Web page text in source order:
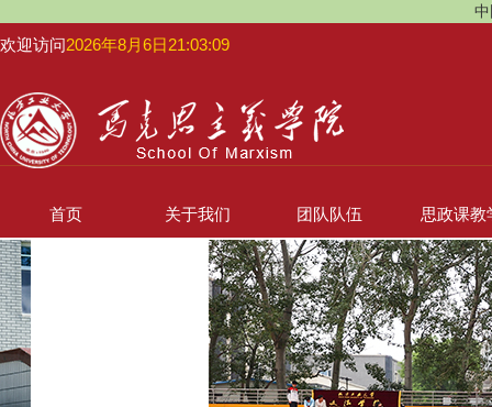
欢迎访问2026年8月6日21:03:10
首页 关于我们 团队队伍 思政课教